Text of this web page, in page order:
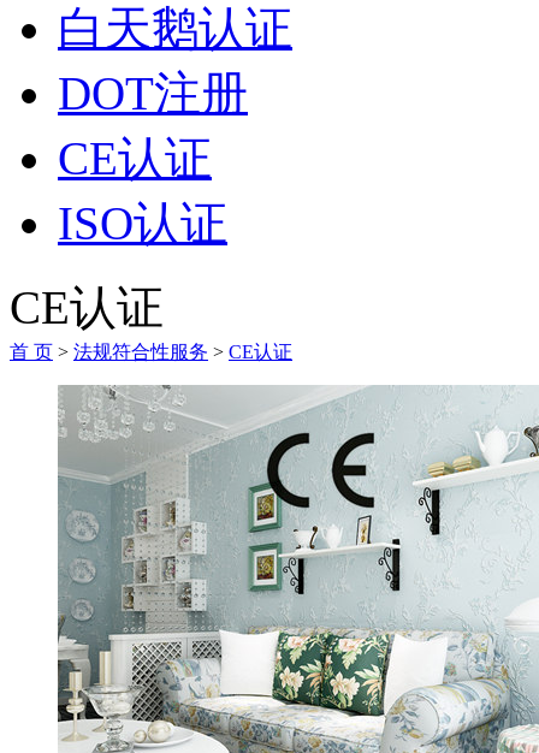
白天鹅认证
DOT注册
CE认证
ISO认证
CE认证
首 页 > 法规符合性服务 > CE认证